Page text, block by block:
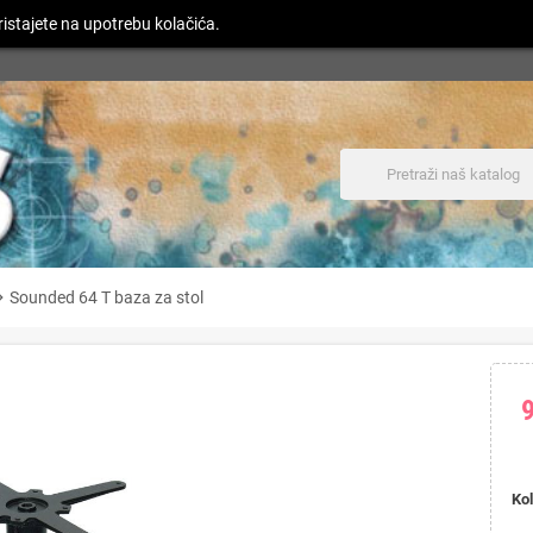
Sounded 64 T baza za stol
na upotrebu kolačića.